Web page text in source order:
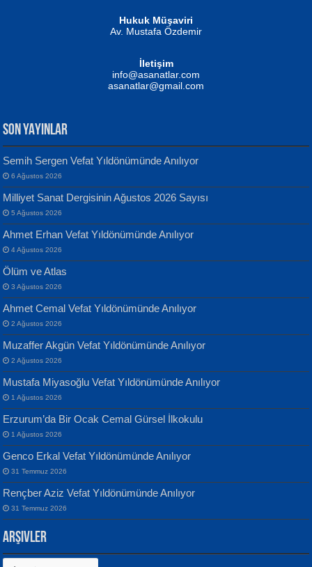
MUSTAFA KELOĞLU
Yarına İz Bırakmak...
ATİLLA ÖZEN
Sultan Olmadan Önce Eyüp...
EKREM KARABABA
Yılmaz Ekinci
Geceye Söylenen...
Banu Sancak
Defterimden İçeri...
İsmail Aydos
İnkisar...
Hukuk Müşaviri
Av. Mustafa Özdemir
İletişim
info@asanatlar.com
asanatlar@gmail.com
SON YAYINLAR
Semih Sergen Vefat Yıldönümünde Anılıyor
6 Ağustos 2026
Milliyet Sanat Dergisinin Ağustos 2026 Sayısı
5 Ağustos 2026
Ahmet Erhan Vefat Yıldönümünde Anılıyor
4 Ağustos 2026
Ölüm ve Atlas
3 Ağustos 2026
Ahmet Cemal Vefat Yıldönümünde Anılıyor
2 Ağustos 2026
Muzaffer Akgün Vefat Yıldönümünde Anılıyor
2 Ağustos 2026
Mustafa Miyasoğlu Vefat Yıldönümünde Anılıyor
1 Ağustos 2026
Erzurum’da Bir Ocak Cemal Gürsel İlkokulu
1 Ağustos 2026
Genco Erkal Vefat Yıldönümünde Anılıyor
31 Temmuz 2026
Rençber Aziz Vefat Yıldönümünde Anılıyor
31 Temmuz 2026
Arşivler
Arşivler